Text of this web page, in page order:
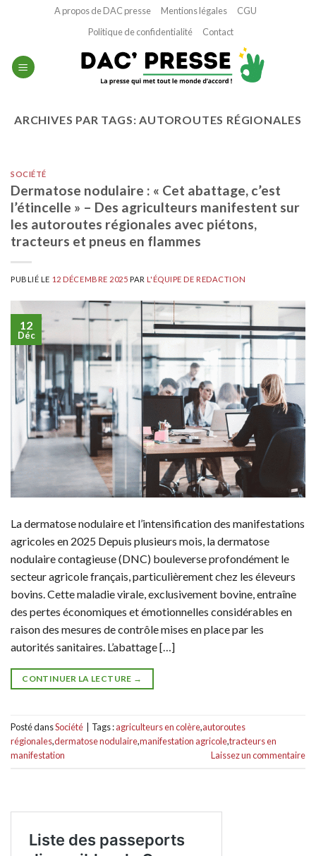
A propos de DAC presse Mentions légales
CGU
Politique de confidentialité
Contact
ARCHIVES PAR TAGS:AUTOROUTES RÉGIONALES
SOCIÉTÉ
Dermatose nodulaire : « Cet abattage, c’est
l’étincelle » – Des agriculteurs manifestent sur
les autoroutes régionales avec piétons,
tracteurs et pneus en flammes
PUBLIÉ LE 12 DÉCEMBRE 2025 PARL'ÉQUIPE DE REDACTION
12
Déc
La dermatose nodulaire et l’intensification des manifestations
agricoles en 2025 Depuis plusieurs mois, la dermatose
nodulaire contagieuse (DNC) bouleverse profondément le
secteur agricole français, particulièrement chez les éleveurs
bovins. Cette maladie virale, exclusivement bovine, entraîne
des pertes économiques et émotionnelles considérables en
raison des mesures de contrôle mises en place par les
autorités sanitaires. L’abattage […]
CONTINUER LA LECTURE →
Posté dansSociété Tags :agriculteurs en colère,autoroutes
régionales,dermatose nodulaire,manifestation agricole,tracteurs en
manifestation
Laissez un commentaire